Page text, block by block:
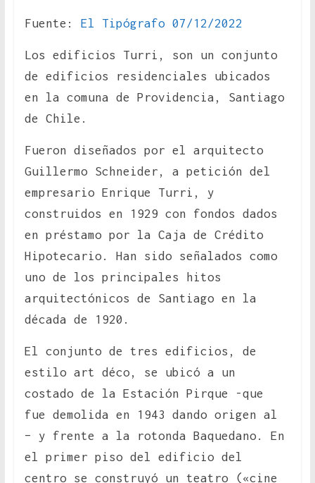
Fuente: El Tipógrafo 07/12/2022
Los edificios Turri, son un conjunto
de edificios residenciales ubicados
en la comuna de Providencia, Santiago
de Chile.
Fueron diseñados por el arquitecto
Guillermo Schneider, a petición del
empresario Enrique Turri, y
construidos en 1929 con fondos dados
en préstamo por la Caja de Crédito
Hipotecario. Han sido señalados como
uno de los principales hitos
arquitectónicos de Santiago en la
década de 1920.
El conjunto de tres edificios, de
estilo art déco, se ubicó a un
costado de la Estación Pirque -que
fue demolida en 1943 dando origen al
– y frente a la rotonda Baquedano. En
el primer piso del edificio del
centro se construyó un teatro («cine